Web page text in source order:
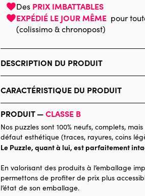
Des PRIX IMBATTABLES
EXPÉDIÉ LE JOUR MÊME pour
(colissimo & chronopost)
DESCRIPTION DU PRODUIT
Millie Putland
CARACTÉRISTIQUE DU PRODUIT
Marque
Catégorie
Age
Provenance
Nombre de pièces
Dimensions
PRODUIT —CLASSE B
Nos puzzles sont 100% neufs, complets,
défaut esthétique (traces, rayures, coins
Le Puzzle, quant à lui, est parfaitement
En valorisant des produits à l’emballage
permettons de profiter de prix plus
l’état de son emballage.